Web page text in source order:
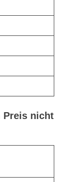
Preis nicht